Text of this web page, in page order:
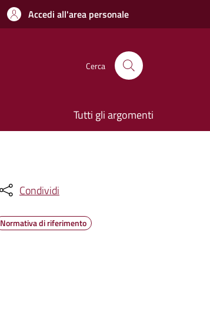
Accedi all'area personale
Cerca
Tutti gli argomenti
Condividi
Normativa di riferimento